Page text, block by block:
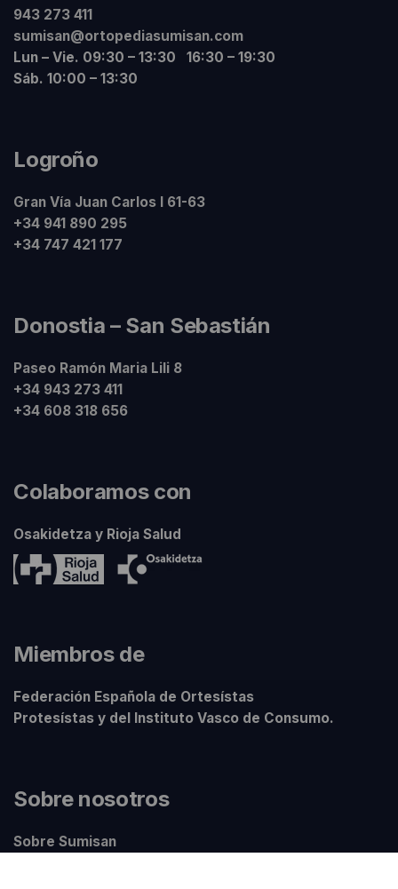
943 273 411
sumisan@ortopediasumisan.com
Lun – Vie. 09:30 – 13:30 16:30 – 19:30
Sáb. 10:00 – 13:30
Logroño
Gran Vía Juan Carlos I 61-63
+34 941 890 295
+34 747 421 177
Donostia – San Sebastián
Paseo Ramón Maria Lili 8
+34 943 273 411
+34 608 318 656
Colaboramos con
Osakidetza y Rioja Salud
Miembros de
Federación Española de Ortesístas
Protesístas y del Instituto Vasco de Consumo.
Sobre nosotros
Sobre Sumisan